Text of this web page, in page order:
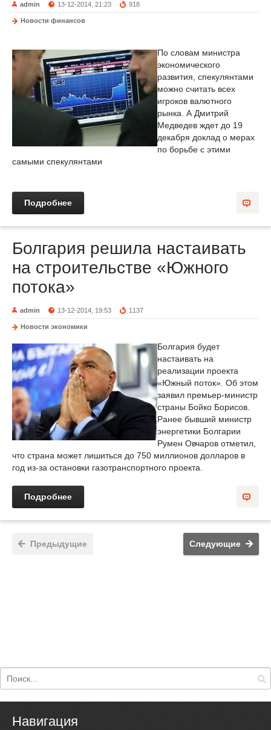
admin 13-12-2014, 21:23 918
Новости финансов
По словам министра
экономического
развития, спекулянтами
можно считать всех
игроков валютного
рынка. А Дмитрий
Медведев ждет до 19
декабря доклад о мерах
по борьбе с этими
самыми спекулянтами
Подробнее
Болгария решила настаивать
на строительстве «Южного
потока»
admin 13-12-2014, 19:53 1137
Новости экономики
Болгария будет
настаивать на
реализации проекта
«Южный поток». Об этом
заявил премьер-министр
страны Бойко Борисов.
Ранее бывший министр
энергетики Болгарии
Румен Овчаров отметил,
что страна может лишиться до 750 миллионов долларов в
год из-за остановки газотранспортного проекта.
Подробнее
Предыдущие Следующие
Навигация